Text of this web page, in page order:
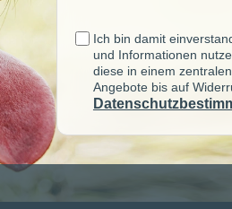
Ich bin damit
und Informationen
diese in einem
Angebote bis auf